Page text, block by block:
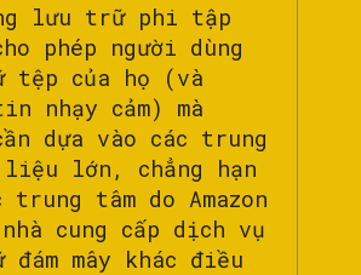
lưu trữ phi tập
phép người dùng
tệp của họ (và
nhạy cảm) mà
dựa vào các trung
liệu lớn, chẳng hạn
trung tâm do Amazon
cung cấp dịch vụ
mây khác điều